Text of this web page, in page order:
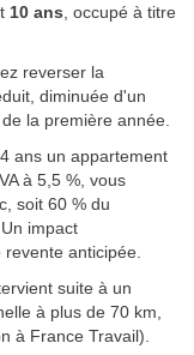
10 ans , occupé à titre
reverser la
diminuée d'un
la première année.
ans un appartement
à 5,5 %, vous
soit 60 % du
impact
anticipée.
suite à un
à plus de 70 km,
à France Travail).